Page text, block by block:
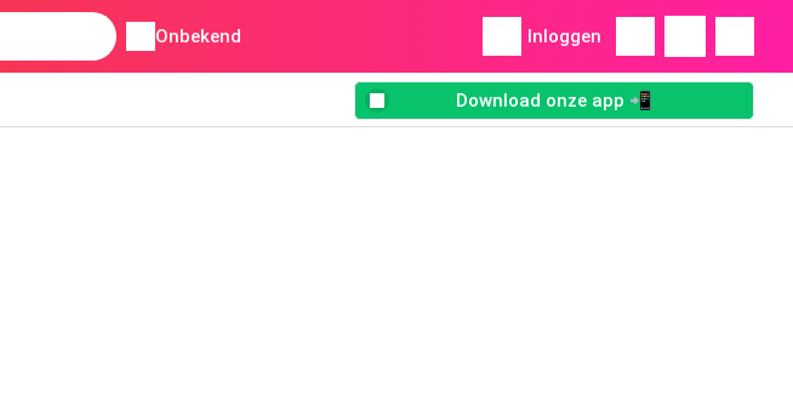
Onbekend Inloggen
Download onze app 📲